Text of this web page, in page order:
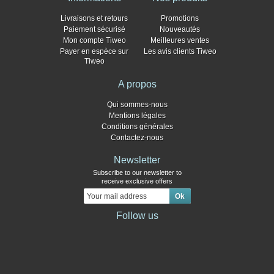
Livraisons et retours
Paiement sécurisé
Mon compte Tiweo
Payer en espèce sur
Tiweo
Promotions
Nouveautés
Meilleures ventes
Les avis clients Tiweo
A propos
Qui sommes-nous
Mentions légales
Conditions générales
Contactez-nous
Newsletter
Subscribe to our newsletter to
receive exclusive offers
Follow us